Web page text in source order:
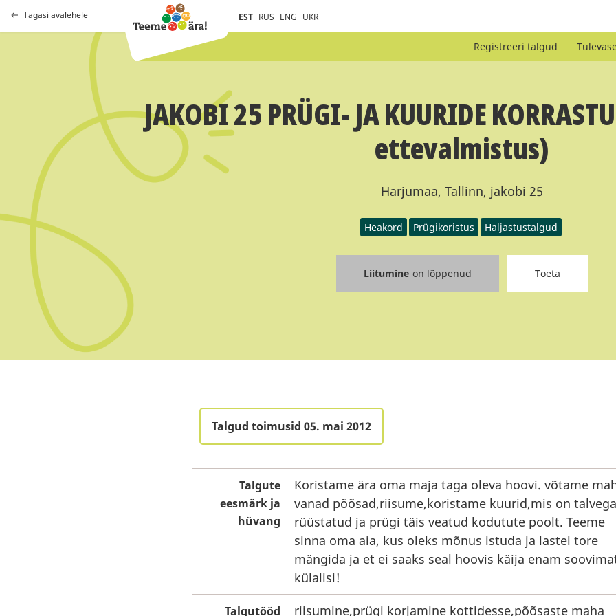
Tagasi avalehele EST RUS ENG UKR
Registreeri talgud
JAKOBI 25 PRÜGI- JA KUURIDE
ettevalmistus)
Harjumaa, Tallinn, jakobi 25
Heakord Prügikoristus Haljastustalgud
Liitumine on lõppenud Toeta
Talgud toimusid 05. mai 2012
Talgute
eesmärk ja
hüvang
Koristame ära oma maja taga oleva hoovi. võtame
vanad põõsad,riisume,koristame kuurid,mis on talvega
rüüstatud ja prügi täis veatud kodutute poolt. Teeme
sinna oma aia, kus oleks mõnus istuda ja lastel tore
mängida ja et ei saaks seal hoovis käija enam
külalisi!
Talgutööd riisumine,prügi korjamine kottidesse,põõsaste maha